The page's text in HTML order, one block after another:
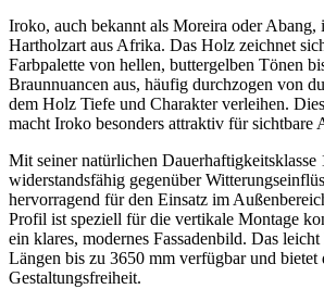
Iroko, auch bekannt als Moreira oder Abang,
Hartholzart aus Afrika. Das Holz zeichnet
Farbpalette von hellen, buttergelben Tönen
Braunnuancen aus, häufig durchzogen von
dem Holz Tiefe und Charakter verleihen.
macht Iroko besonders attraktiv für sichtbare
Mit seiner natürlichen Dauerhaftigkeitsklasse
widerstandsfähig gegenüber
hervorragend für den Einsatz im
Profil ist speziell für die vertikale Montage
ein klares, modernes Fassadenbild. Das
Längen bis zu 3650 mm verfügbar und bietet
Gestaltungsfreiheit.